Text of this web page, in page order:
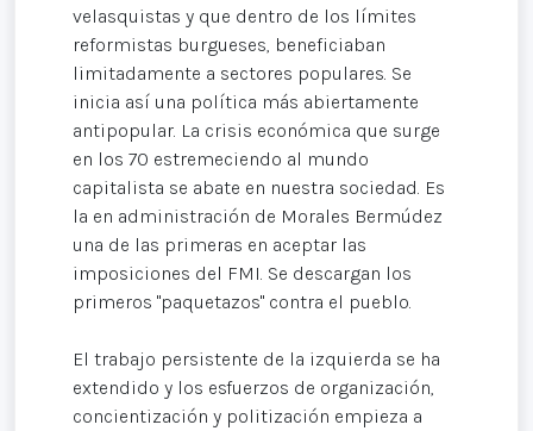
velasquistas y que dentro de los límites
reformistas burgueses, beneficiaban
limitadamente a sectores populares. Se
inicia así una política más abiertamente
antipopular. La crisis económica que surge
en los 70 estremeciendo al mundo
capitalista se abate en nuestra sociedad. Es
la en administración de Morales Bermúdez
una de las primeras en aceptar las
imposiciones del FMI. Se descargan los
primeros "paquetazos" contra el pueblo.
El trabajo persistente de la izquierda se ha
extendido y los esfuerzos de organización,
concientización y politización empieza a